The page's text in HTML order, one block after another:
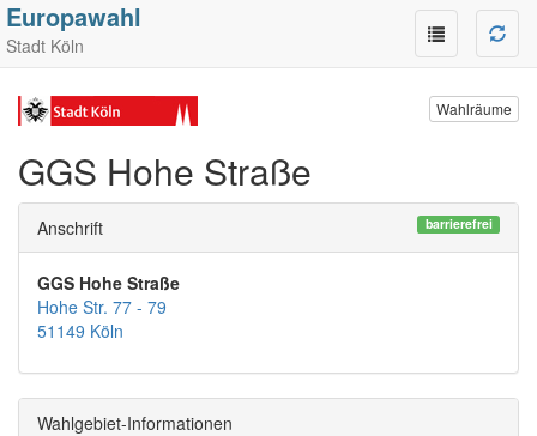
Europawahl
Stadt Köln
Wahlräume
GGS Hohe Straße
Anschrift barrierefrei
GGS Hohe Straße
Hohe Str. 77 - 79
51149 Köln
Wahlgebiet-Informationen